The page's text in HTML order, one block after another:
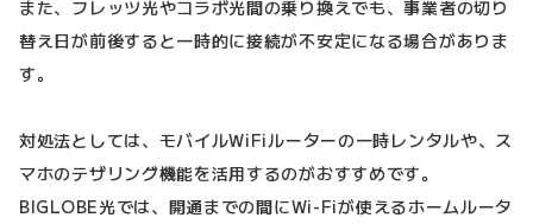
また、フレッツ光やコラボ光間の乗り換えでも、事業者の切り
替え日が前後すると一時的に接続が不安定になる場合がありま
す。
対処法としては、モバイルWiFiルーターの一時レンタルや、ス
マホのテザリング機能を活用するのがおすすめです。
BIGLOBE光では、開通までの間にWi-Fiが使えるホームルータ